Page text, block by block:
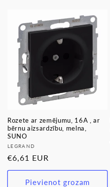
Rozete ar zemējumu, 16A , ar
bērnu aizsardzību, melna,
SUNO
Pārdevējs:
LEGRAND
Parastā
cena
€6,61 EUR
Pievienot grozam